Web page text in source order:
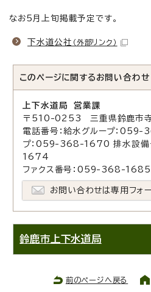
なお5月上旬掲載予定です。
下水道公社 （外部リンク）
このページに関する お問い合わせ
上下水道局 営業課
〒510-0253 三重県鈴鹿市
電話番号：給水グループ：
プ：059-368-1670 排水設備
1674
ファクス番号：059-368-1685
お問い合わせは専用フォ
鈴鹿市上下水道局
前のページへ戻る